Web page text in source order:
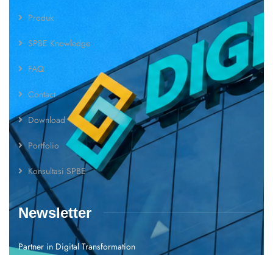
Produk
SPBE Knowledge
FAQ
Contact
Download
Portfolio
Konsultasi SPBE
Newsletter
Partner in Digital Transformation